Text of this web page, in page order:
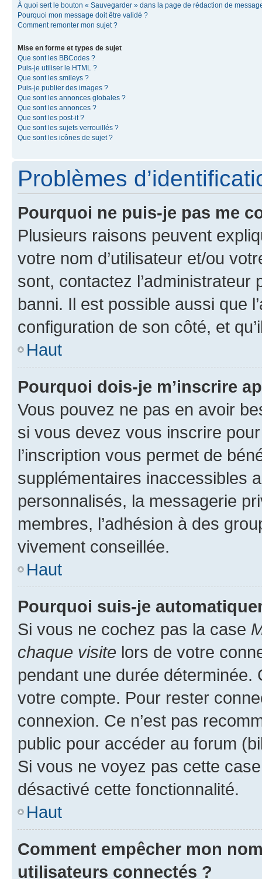
À quoi sert le bouton « Sauvegarder » dans la page de rédaction de
Pourquoi mon message doit être validé ?
Comment remonter mon sujet ?
Mise en forme et types de sujet
Que sont les BBCodes ?
Puis-je utiliser le HTML ?
Que sont les smileys ?
Puis-je publier des images ?
Que sont les annonces globales ?
Que sont les annonces ?
Que sont les post-it ?
Que sont les sujets verrouillés ?
Que sont les icônes de sujet ?
Problèmes
Pourquoi ne puis-je pas me
Plusieurs raisons peuvent
votre nom d’utilisateur et/ou
sont, contactez l’administrateur
banni. Il est possible aussi que
configuration de son côté, et
Haut
Pourquoi dois-je m’inscrire
Vous pouvez ne pas en avoir
si vous devez vous inscrire
l’inscription vous permet de
supplémentaires inaccessibles
personnalisés, la messagerie
membres, l’adhésion à des
vivement conseillée.
Haut
Pourquoi suis-je
Si vous ne cochez pas la case
chaque visite lors de votre
pendant une durée déterminée.
votre compte. Pour rester
connexion. Ce n’est pas
public pour accéder au forum
Si vous ne voyez pas cette
désactivé cette fonctionnalité.
Haut
Comment empêcher mon
utilisateurs connectés ?